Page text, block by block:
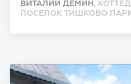
ВИТАЛИЙ ДЕМИН,
ПОСЕЛОК ТИШКОВО